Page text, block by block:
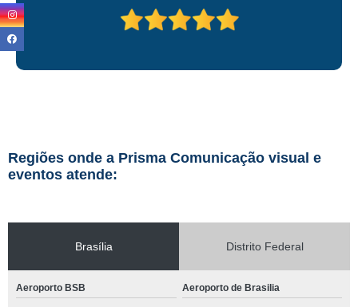
Regiões onde a Prisma Comunicação visual e
eventos atende:
Brasília Distrito Federal
Aeroporto BSB Aeroporto de Brasilia